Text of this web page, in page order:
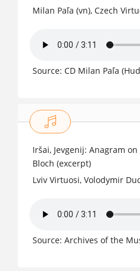
Milan Paľa (vn), Czech
Source: CD Milan Paľa
1999
Iršai, Jevgenij: Anagram
Bloch (excerpt)
Lviv Virtuosi, Volodymir
Source: Archives of the